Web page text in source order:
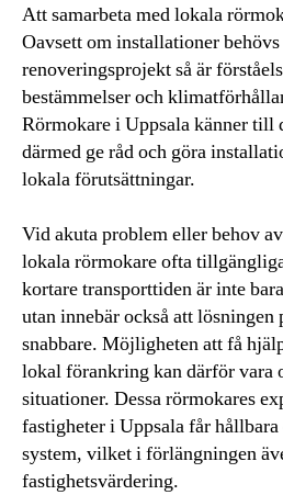
Att samarbeta med lokala
Oavsett om installationer
renoveringsprojekt så är
bestämmelser och
Rörmokare i Uppsala känner till
därmed ge råd och göra
lokala förutsättningar.
Vid akuta problem eller behov
lokala rörmokare ofta
kortare transporttiden är inte
utan innebär också att lösningen
snabbare. Möjligheten att få
lokal förankring kan därför vara
situationer. Dessa rörmokares
fastigheter i Uppsala får
system, vilket i förlängningen
fastighetsvärdering.